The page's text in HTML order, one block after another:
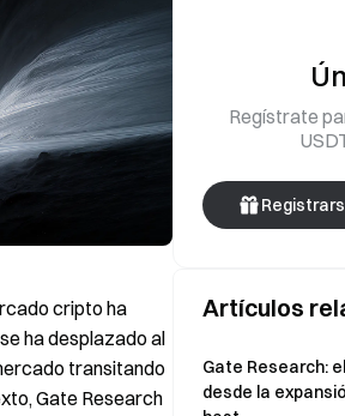
cripto ha
ha desplazado al
transitando
Gate Research
Regístrate
Artículos
Gate Research:
desde la